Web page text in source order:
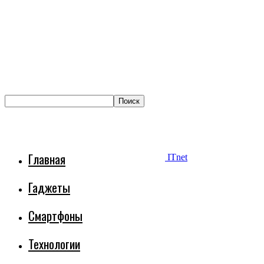
ITnet
Главная
Гаджеты
Смартфоны
Технологии